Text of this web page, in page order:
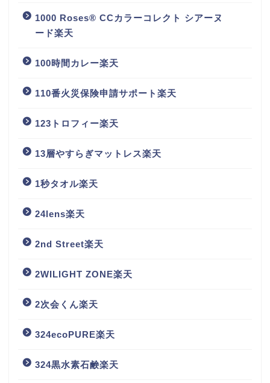
1000 Roses® CCカラーコレクト シアーヌ
ード楽天
100時間カレー楽天
110番火災保険申請サポート楽天
123トロフィー楽天
13層やすらぎマットレス楽天
1秒タオル楽天
24lens楽天
2nd Street楽天
2WILIGHT ZONE楽天
2次会くん楽天
324ecoPURE楽天
324黒水素石鹸楽天